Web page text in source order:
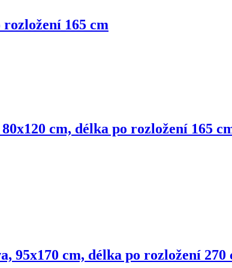
165 cm
cm, délka po rozložení 165
95x170 cm, délka po rozložení 270